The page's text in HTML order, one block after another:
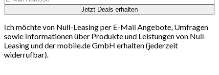
Jetzt Deals erhalten
Ich möchte von Null-Leasing per E-Mail Angebote, Umfragen
sowie Informationen über Produkte und Leistungen von Null-
Leasing und der mobile.de GmbH erhalten (jederzeit
widerrufbar).